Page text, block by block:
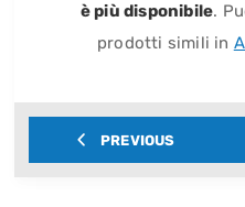
è più disponibile.
prodotti simili in
PREVIOUS